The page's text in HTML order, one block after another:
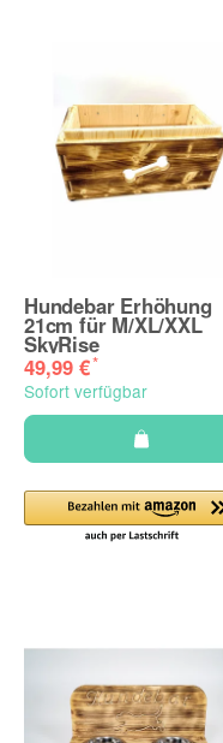
Hundebar Erhöhung
21cm für M/XL/XXL
SkyRise
49,99 €*
Sofort verfügbar